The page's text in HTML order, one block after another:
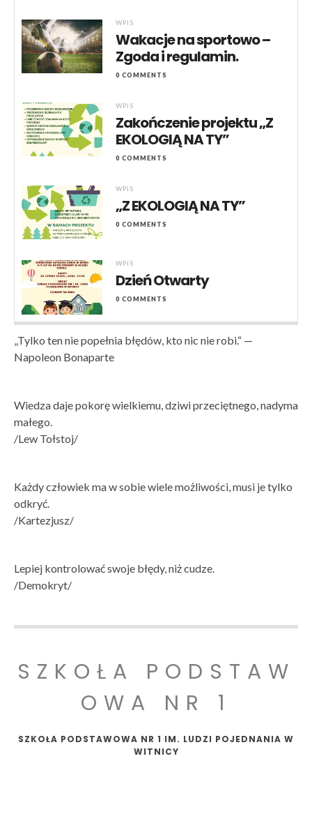
WPIS
Wakacje na sportowo –
Zgoda i regulamin.
0 COMMENTS
WPIS
Zakończenie projektu „Z
EKOLOGIĄ NA TY”
0 COMMENTS
WPIS
„Z EKOLOGIĄ NA TY”
0 COMMENTS
WPIS
Dzień Otwarty
0 COMMENTS
„Tylko ten nie popełnia błędów, kto nic nie robi.“ —
Napoleon Bonaparte
Wiedza daje pokorę wielkiemu, dziwi przeciętnego, nadyma
małego.
/Lew Tołstoj/
Każdy człowiek ma w sobie wiele możliwości, musi je tylko
odkryć.
/Kartezjusz/
Lepiej kontrolować swoje błędy, niż cudze.
/Demokryt/
SZKOŁA PODSTAW
OWA NR 1
SZKOŁA PODSTAWOWA NR 1 IM. LUDZI POJEDNANIA W
WITNICY